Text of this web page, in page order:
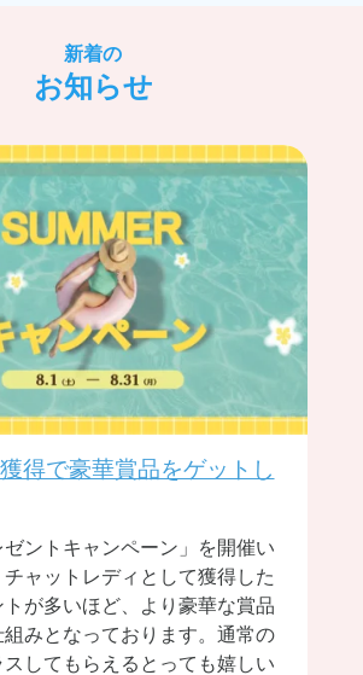
新着の
お知らせ
得で豪華賞品をゲットし
ゼントキャンペーン」を開催い
ャットレディとして獲得した
トが多いほど、より豪華な賞品
組みとなっております。通常の
してもらえるとっても嬉しい